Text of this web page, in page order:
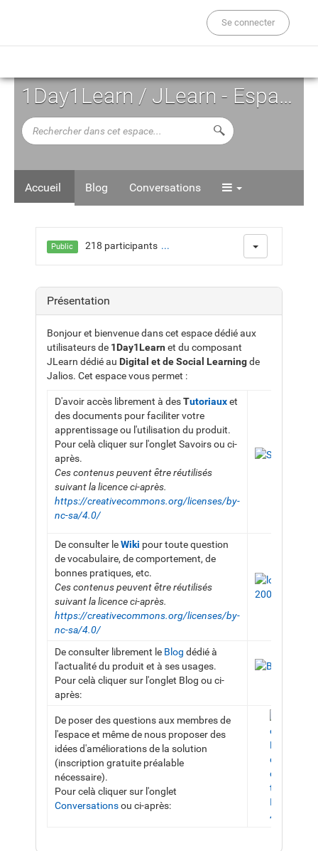
Se connecter
1Day1Learn / JLearn - Espace d'Auto-formation
Rechercher
dans
Lancer la recherche
Accueil Blog Conversations
Public 218 participants ...
Présentation
Bonjour et bienvenue dans cet espace dédié aux
utilisateurs de 1Day1Learn et du composant
JLearn dédié au Digital et deSocial Learningde
Jalios. Cet espace vous permet :
D'avoir accès librement à desTutoriauxet
des documents pour faciliter votre
apprentissage ou l'utilisation du produit.
Pour celà cliquer sur l'onglet Savoirs ou ci-
après.
Ces contenus peuvent être réutilisés
suivant la licence ci-après.
https://creativecommons.org/licenses/by-
nc-sa/4.0/
De consulter leWiki pour toute question
de vocabulaire, de comportement, de
bonnes pratiques, etc.
Ces contenus peuvent être réutilisés
suivant la licence ci-après.
https://creativecommons.org/licenses/by-
nc-sa/4.0/
De consulter librement le Blog dédié à
l'actualité du produit et à ses usages.
Pour celà cliquer sur l'onglet Blog ou ci-
après:
De poser des questions aux membres de
l'espace et même de nous proposer des
idées d'améliorations de la solution
(inscription gratuite préalable
nécessaire).
Pour celà cliquer sur l'onglet
Conversationsou ci-après: